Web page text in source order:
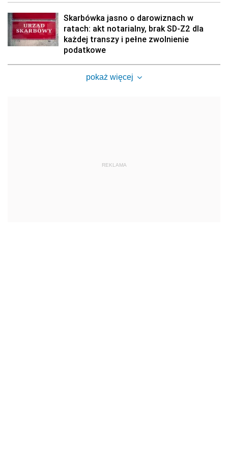
Skarbówka jasno o darowiznach w
ratach: akt notarialny, brak SD-Z2 dla
każdej transzy i pełne zwolnienie
podatkowe
pokaż więcej
REKLAMA